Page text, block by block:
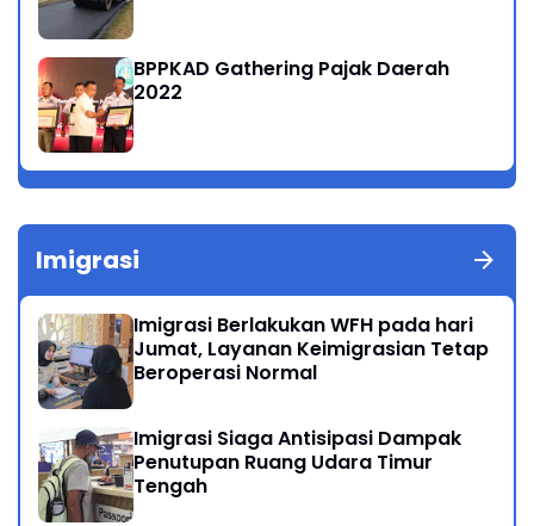
BPPKAD Gathering Pajak Daerah
2022
Imigrasi
Imigrasi Berlakukan WFH pada hari
Jumat, Layanan Keimigrasian Tetap
Beroperasi Normal
Imigrasi Siaga Antisipasi Dampak
Penutupan Ruang Udara Timur
Tengah